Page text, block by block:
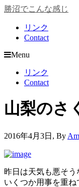
勝沼でこんな感じ
リンク
Contact
Menu
リンク
Contact
山梨のさ
2016年4月3日 , By
昨日は天気も悪そ
いくつか用事を重ね